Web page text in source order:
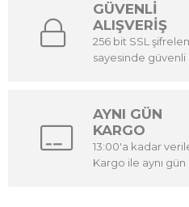
GÜVENLİ
ALIŞVERİŞ
256 bit SSL
sayesinde güvenli
AYNI GÜN
KARGO
13:00'a kadar
Kargo ile aynı